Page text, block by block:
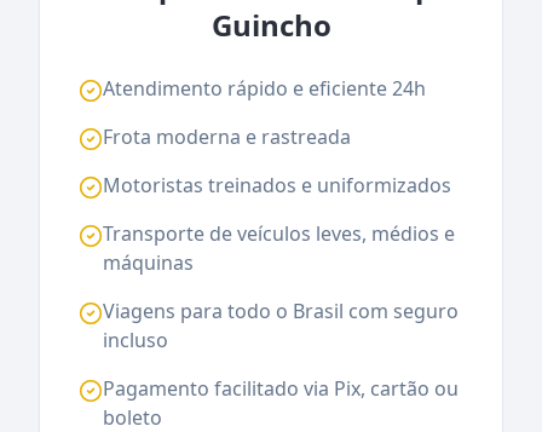
Guincho
Atendimento rápido e eficiente 24h
Frota moderna e rastreada
Motoristas treinados e uniformizados
Transporte de veículos leves, médios e
máquinas
Viagens para todo o Brasil com seguro
incluso
Pagamento facilitado via Pix, cartão ou
boleto